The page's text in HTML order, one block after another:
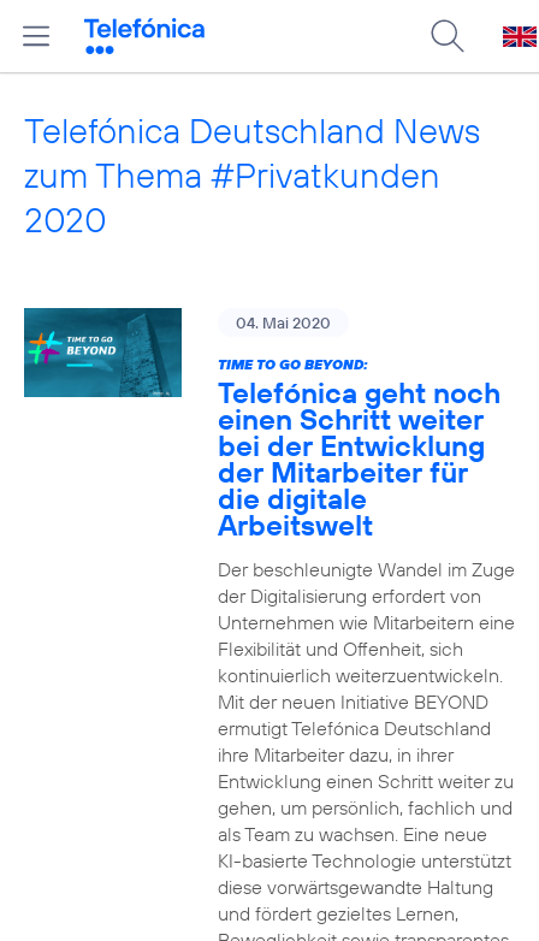
Telefónica Deutschland News
zum Thema #Privatkunden
2020
04. Mai 2020
TIME TO GO BEYOND:
Telefónica geht noch
einen Schritt weiter
bei der Entwicklung
der Mitarbeiter für
die digitale
Arbeitswelt
Der beschleunigte Wandel im Zuge
der Digitalisierung erfordert von
Unternehmen wie Mitarbeitern eine
Flexibilität und Offenheit, sich
kontinuierlich weiterzuentwickeln.
Mit der neuen Initiative BEYOND
ermutigt Telefónica Deutschland
ihre Mitarbeiter dazu, in ihrer
Entwicklung einen Schritt weiter zu
gehen, um persönlich, fachlich und
als Team zu wachsen. Eine neue
KI-basierte Technologie unterstützt
diese vorwärtsgewandte Haltung
und fördert gezieltes Lernen,